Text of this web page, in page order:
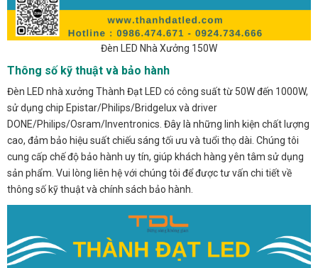
Đèn LED Nhà Xưởng 150W
Thông số kỹ thuật và bảo hành
Đèn LED nhà xưởng Thành Đạt LED có công suất từ 50W đến 1000W,
sử dụng chip Epistar/Philips/Bridgelux và driver
DONE/Philips/Osram/Inventronics. Đây là những linh kiện chất lượng
cao, đảm bảo hiệu suất chiếu sáng tối ưu và tuổi thọ dài. Chúng tôi
cung cấp chế độ bảo hành uy tín, giúp khách hàng yên tâm sử dụng
sản phẩm. Vui lòng liên hệ với chúng tôi để được tư vấn chi tiết về
thông số kỹ thuật và chính sách bảo hành.